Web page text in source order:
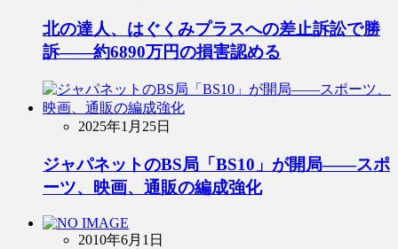
北の達人、はぐくみプラスへの差止訴訟で勝
訴――約6890万円の損害認める
2025年1月25日
ジャパネットのBS局「BS10」が開局――スポ
ーツ、映画、通販の編成強化
2010年6月1日